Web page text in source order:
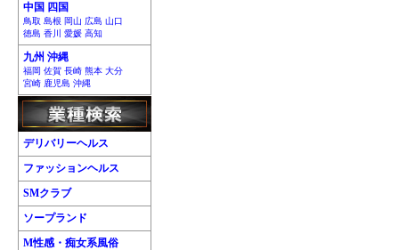
中国 四国
鳥取 島根 岡山 広島 山口
徳島 香川 愛媛 高知
九州 沖縄
福岡 佐賀 長崎 熊本 大分
宮崎 鹿児島 沖縄
デリバリーヘルス
ファッションヘルス
SMクラブ
ソープランド
M性感・痴女系風俗